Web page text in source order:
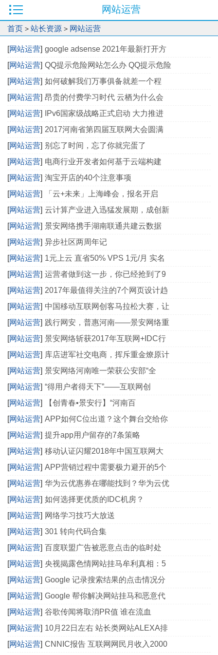
网站运营
首页 > 站长资源 > 网站运营
[网站运营] google adsense 2021年最新打开方
[网站运营] QQ提示危险网站怎么办 QQ提示危险
[网站运营] 如何破解我们万事俱备就差一个程
[网站运营] 昂贵的付费学习时代 云栖为什么会
[网站运营]
IPv6国家级战略正式启动 大力推进
[网站运营] 2017河南省第四届互联网大会圆满
[网站运营] 别忘了时间，忘了你就完蛋了
[网站运营] 电商行业开发者如何基于云端构建
[网站运营] 淘宝开店的40个注意事项
[网站运营]
「云+未来」上海峰会，报名开启
[网站运营] 云计算产业进入迅猛发展期，成创新
[网站运营] 景安网络携手湖南联通共建云数据
[网站运营] 异步社区两周年记
[网站运营] 1元上云 直省50% VPS 1元/月 实名
[网站运营] 运营者做到这一步，你已经抢到了9
[网站运营] 2017年最值得关注的7个网页设计趋
[网站运营] 中国移动互联网创客马拉松大赛，让
[网站运营] 践行网安，普惠河南——景安网络重
[网站运营] 景安网络斩获2017年互联网+IDC行
[网站运营] 库店进军社交电商，挥斥重金燎原计
[网站运营] 景安网络河南唯一荣获公安部“全
[网站运营] “得用户者得天下”——互联网创
[网站运营]
【创青春•景安行】“河南百
[网站运营] APP如何C位出道？这个舞台交给你
[网站运营] 提升app用户留存的7条策略
[网站运营] 移动认证闪耀2018年中国互联网大
[网站运营] APP营销过程中需要极力避开的5个
[网站运营] 华为云优惠券在哪能找到？华为云优
[网站运营] 如何选择更优质的IDC机房？
[网站运营] 网络学习技巧大放送
[网站运营] 301 转向代码合集
[网站运营] 百度联盟广告被恶意点击的临时处
[网站运营] 央视揭露色情网站挂马牟利真相：5
[网站运营] Google 记录搜索结果的点击情况分
[网站运营] Google 帮你解决网站挂马和恶意代
[网站运营] 谷歌传闻将取消PR值 谁在流血
[网站运营] 10月22日左右 站长类网站ALEXA排
[网站运营] CNNIC报告 互联网网民月收入2000